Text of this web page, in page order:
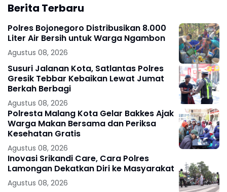
Berita Terbaru
Polres Bojonegoro Distribusikan 8.000
Liter Air Bersih untuk Warga Ngambon
Agustus 08, 2026
Susuri Jalanan Kota, Satlantas Polres
Gresik Tebbar Kebaikan Lewat Jumat
Berkah Berbagi
Agustus 08, 2026
Polresta Malang Kota Gelar Bakkes Ajak
Warga Makan Bersama dan Periksa
Kesehatan Gratis
Agustus 08, 2026
Inovasi Srikandi Care, Cara Polres
Lamongan Dekatkan Diri ke Masyarakat
Agustus 08, 2026